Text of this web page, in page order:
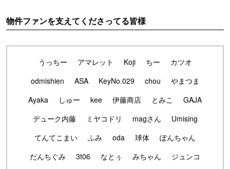
物件ファンを支えてくださってる皆様
うっちー アマレット Koji ちー
カツオ
odmishien
ASA KeyNo.029 chou
やまつま
Ayaka
しゅー kee 伊藤商店 とみこ
GAJA
デューク内藤
ミヤコドリ magさん
Umising
てんてこまい
ふみ oda 球体
ぽんちゃん
だんちぐみ
3t06 なとぅ みちゃん
ジュンコ